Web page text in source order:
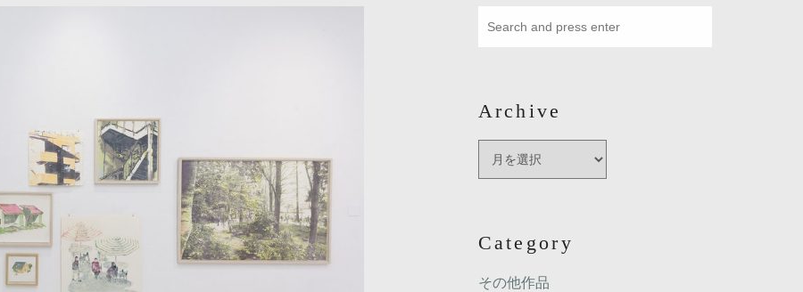
Archive
Category
その他作品